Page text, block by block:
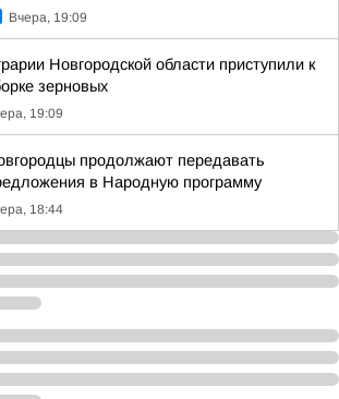
Вчера, 19:09
Новгородской области приступили к
зерновых
19:09
продолжают передавать
в Народную программу
18:44